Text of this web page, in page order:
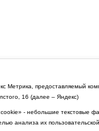
Метрика, предоставляемый
16 (далее – Яндекс)
- небольшие текстовые
анализа их пользовательской